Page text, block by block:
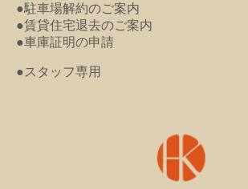
●駐車場解約のご案内
●賃貸住宅退去のご案内
●車庫証明の申請
●スタッフ専用